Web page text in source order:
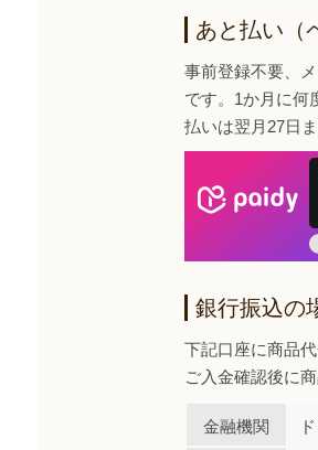
あと払い（
事前登録不要、
です。1か月に何
払いは翌月27日
銀行振込の
下記口座に商品
ご入金確認後に
金融機関